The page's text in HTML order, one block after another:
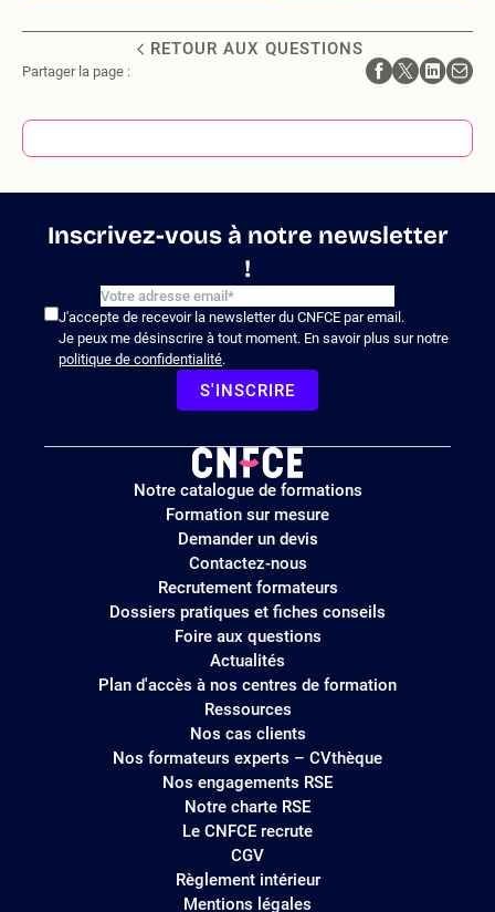
RETOUR AUX QUESTIONS
Partager la page :
Inscrivez-vous à notre newsletter
!
J'accepte de recevoir la newsletter du CNFCE par email.
Je peux me désinscrire à tout moment. En savoir plus sur notre
politique de confidentialité.
S'INSCRIRE
Logo
site
Notre catalogue de formations
Formation sur mesure
Demander un devis
Contactez-nous
Recrutement formateurs
Dossiers pratiques et fiches conseils
Foire aux questions
Actualités
Plan d'accès à nos centres de formation
Ressources
Nos cas clients
Nos formateurs experts – CVthèque
Nos engagements RSE
Notre charte RSE
Le CNFCE recrute
CGV
Règlement intérieur
Mentions légales